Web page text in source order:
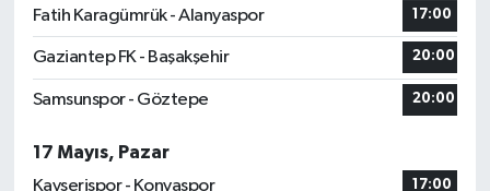
Fatih Karagümrük - Alanyaspor
17:00
Gaziantep FK - Başakşehir 20:00
Samsunspor - Göztepe 20:00
17 Mayıs, Pazar
Kayserispor - Konyaspor
17:00